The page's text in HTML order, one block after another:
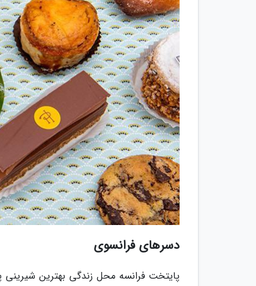
دسرهای فرانسوی
پایتخت فرانسه محل زندگی بهترین شیرینی